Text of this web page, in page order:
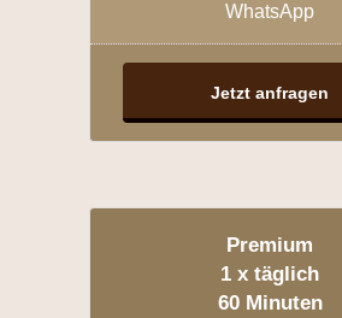
WhatsApp
Jetzt anfragen
Premium
1 x täglich
60 Minuten